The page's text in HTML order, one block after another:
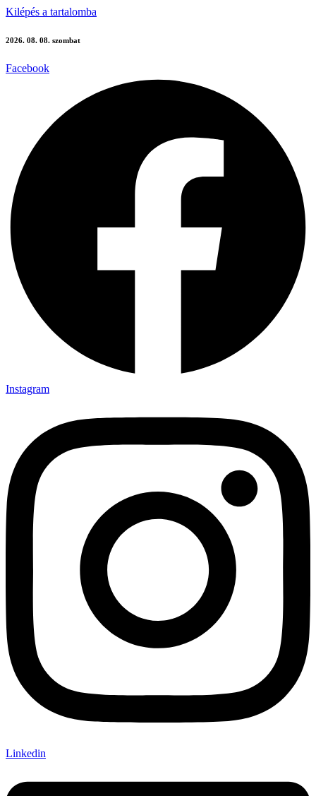
Kilépés a tartalomba
2026. 08. 08. szombat
Facebook
Instagram
Linkedin